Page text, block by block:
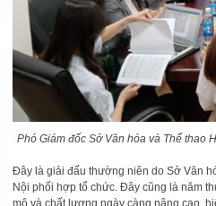
Phó Giám đốc Sở Văn hóa và Thể thao
Đây là giải đấu thường niên do Sở Văn
Nội phối hợp tổ chức. Đây cũng là năm
mô và chất lượng ngày càng nâng cao,